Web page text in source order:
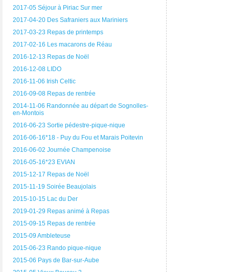
2017-05 Séjour à Piriac Sur mer
2017-04-20 Des Safraniers aux Mariniers
2017-03-23 Repas de printemps
2017-02-16 Les macarons de Réau
2016-12-13 Repas de Noël
2016-12-08 LIDO
2016-11-06 Irish Celtic
2016-09-08 Repas de rentrée
2014-11-06 Randonnée au départ de Sognolles-
en-Montois
2016-06-23 Sortie pédestre-pique-nique
2016-06-16*18 - Puy du Fou et Marais Poitevin
2016-06-02 Journée Champenoise
2016-05-16*23 EVIAN
2015-12-17 Repas de Noël
2015-11-19 Soirée Beaujolais
2015-10-15 Lac du Der
2019-01-29 Repas animé à Repas
2015-09-15 Repas de rentrée
2015-09 Ambleteuse
2015-06-23 Rando pique-nique
2015-06 Pays de Bar-sur-Aube